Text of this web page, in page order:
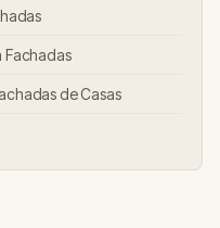
Fachadas
de Casas